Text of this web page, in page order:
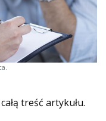
treść artykułu.